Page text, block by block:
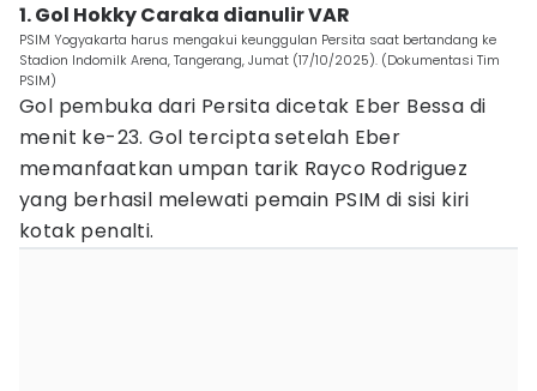
1. Gol Hokky Caraka dianulir VAR
PSIM Yogyakarta harus mengakui keunggulan Persita saat bertandang ke
Stadion Indomilk Arena, Tangerang, Jumat (17/10/2025). (Dokumentasi Tim
PSIM)
Gol pembuka dari Persita dicetak Eber Bessa di
menit ke-23. Gol tercipta setelah Eber
memanfaatkan umpan tarik Rayco Rodriguez
yang berhasil melewati pemain PSIM di sisi kiri
kotak penalti.